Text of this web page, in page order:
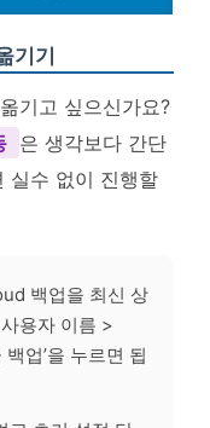
기기
기고 싶으신가요?
은 생각보다 간단
실수 없이 진행할
백업을 최신 상
용자 이름 >
업’을 누르면 됩